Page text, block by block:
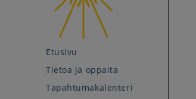
Etusivu
Tietoa ja oppaita
Tapahtumakalenteri